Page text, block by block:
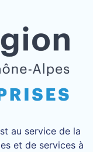
au service de la
et de services à